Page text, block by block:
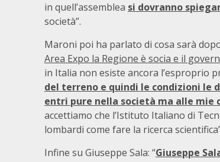
in quell’assemblea si dovranno
società”.
Maroni poi ha parlato di cosa sarà
Area Expo la Regione è socia e il
in Italia non esiste ancora l’esproprio
del terreno e quindi le condizioni le
entri pure nella società ma alle mie
accettiamo che l’Istituto Italiano di
lombardi come fare la ricerca
Infine su Giuseppe Sala: “Giuseppe